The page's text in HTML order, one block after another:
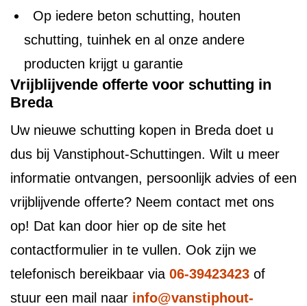
Op iedere beton schutting, houten
schutting, tuinhek en al onze andere
producten krijgt u garantie
Vrijblijvende offerte voor schutting in
Breda
Uw nieuwe schutting kopen in Breda doet u
dus bij Vanstiphout-Schuttingen. Wilt u meer
informatie ontvangen, persoonlijk advies of een
vrijblijvende offerte? Neem contact met ons
op! Dat kan door hier op de site het
contactformulier in te vullen. Ook zijn we
telefonisch bereikbaar via 06-39423423 of
stuur een mail naar info@vanstiphout-